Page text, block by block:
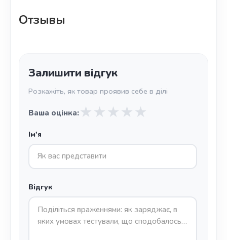
Отзывы
Залишити відгук
Розкажіть, як товар проявив себе в ділі
Ваша оцінка: ★ ★ ★ ★ ★
Ім'я
Відгук